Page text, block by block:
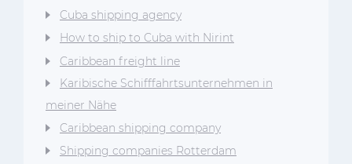
Cuba shipping agency
How to ship to Cuba with Nirint
Caribbean freight line
Karibische Schifffahrtsunternehmen in
meiner Nähe
Caribbean shipping company
Shipping companies Rotterdam